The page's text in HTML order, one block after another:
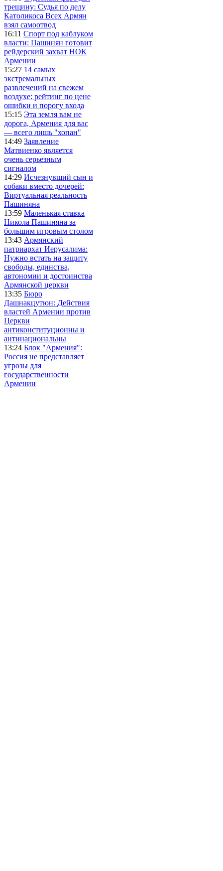
трещину: Судья по делу
Католикоса Всех Армян
взял самоотвод
16:11 Спорт под каблуком
власти: Пашинян готовит
рейдерский захват НОК
Армении
15:27 14 самых
экстремальных
развлечений на свежем
воздухе: рейтинг по цене
ошибки и порогу входа
15:15 Эта земля вам не
дорога, Армения для вас
— всего лишь "хопан"
14:49 Заявление
Матвиенко является
очень серьезным
сигналом
14:29 Исчезнувший сын и
собаки вместо дочерей:
Виртуальная реальность
Пашиняна
13:59 Маленькая ставка
Никола Пашиняна за
большим игровым столом
13:43 Армянский
патриархат Иерусалима:
Нужно встать на защиту
свободы, единства,
автономии и достоинства
Армянской церкви
13:35 Бюро
Дашнакцутюн: Действия
властей Армении против
Церкви
антиконституционны и
антинациональны
13:24 Блок "Армения":
Россия не представляет
угрозы для
государственности
Армении